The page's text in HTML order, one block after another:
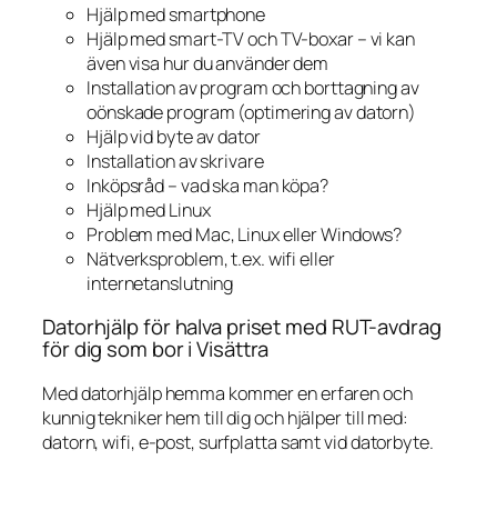
Hjälp med smartphone
Hjälp med smart-TV och TV-boxar – vi kan
även visa hur du använder dem
Installation av program och borttagning av
oönskade program (optimering av datorn)
Hjälp vid byte av dator
Installation av skrivare
Inköpsråd – vad ska man köpa?
Hjälp med Linux
Problem med Mac, Linux eller Windows?
Nätverksproblem, t.ex. wifi eller
internetanslutning
Datorhjälp för halva priset med RUT-avdrag
för dig som bor i Visättra
Med datorhjälp hemma kommer en erfaren och
kunnig tekniker hem till dig och hjälper till med:
datorn, wifi, e-post, surfplatta samt vid datorbyte.